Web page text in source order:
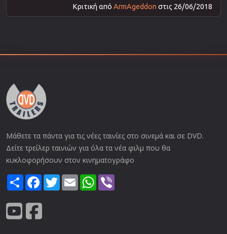
Κριτική από ArmAgeddon στις 26/06/2018
Μάθετε τα πάντα για τις νέες ταινίες στο σινεμά και σε DVD.
Δείτε τρείλερ ταινιών για όλα τα νέα φιλμ που θα
κυκλοφορήσουν στον κινηματογράφο
ShareFacebook
TwitterEmail WhatsApp